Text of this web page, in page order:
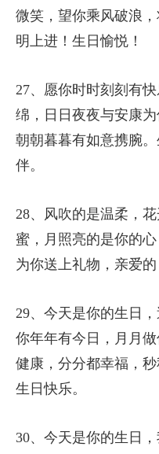
微笑，望你乘风破浪
明上进！生日愉悦！
27、愿你时时刻刻有
绵，日日夜夜与安康
朝朝暮暮有如意携腕
伴。
28、风吹的是温柔，
蜜，月照亮的是你的
为你送上礼物，亲爱的
29、今天是你的生日
你年年有今日，月月
健康，分分都幸福，
生日快乐。
30、今天是你的生日